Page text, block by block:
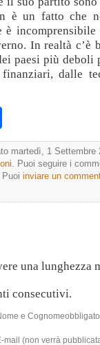
è un fatto che
incomprensibile
In realtà c’è
paesi più deboli
dalle
martedì, 1 Settembre
. Puoi seguire i
. Puoi inviare un
una lunghezza
consecutivi.
e
mail (non verrà